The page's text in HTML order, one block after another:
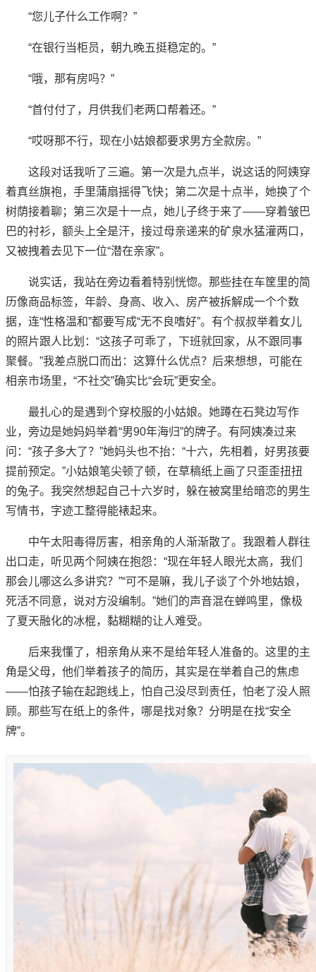
“您儿子什么工作啊？”
“在银行当柜员，朝九晚五挺稳定的。”
“哦，那有房吗？”
“首付付了，月供我们老两口帮着还。”
“哎呀那不行，现在小姑娘都要求男方全款房。”
这段对话我听了三遍。第一次是九点半，说这话的阿姨穿
着真丝旗袍，手里蒲扇摇得飞快；第二次是十点半，她换了个
树荫接着聊；第三次是十一点，她儿子终于来了——穿着皱巴
巴的衬衫，额头上全是汗，接过母亲递来的矿泉水猛灌两口，
又被拽着去见下一位“潜在亲家”。
说实话，我站在旁边看着特别恍惚。那些挂在车筐里的简
历像商品标签，年龄、身高、收入、房产被拆解成一个个数
据，连“性格温和”都要写成“无不良嗜好”。有个叔叔举着女儿
的照片跟人比划：“这孩子可乖了，下班就回家，从不跟同事
聚餐。”我差点脱口而出：这算什么优点？后来想想，可能在
相亲市场里，“不社交”确实比“会玩”更安全。
最扎心的是遇到个穿校服的小姑娘。她蹲在石凳边写作
业，旁边是她妈妈举着“男90年海归”的牌子。有阿姨凑过来
问：“孩子多大了？”她妈头也不抬：“十六，先相着，好男孩要
提前预定。”小姑娘笔尖顿了顿，在草稿纸上画了只歪歪扭扭
的兔子。我突然想起自己十六岁时，躲在被窝里给暗恋的男生
写情书，字迹工整得能裱起来。
中午太阳毒得厉害，相亲角的人渐渐散了。我跟着人群往
出口走，听见两个阿姨在抱怨：“现在年轻人眼光太高，我们
那会儿哪这么多讲究？”“可不是嘛，我儿子谈了个外地姑娘，
死活不同意，说对方没编制。”她们的声音混在蝉鸣里，像极
了夏天融化的冰棍，黏糊糊的让人难受。
后来我懂了，相亲角从来不是给年轻人准备的。这里的主
角是父母，他们举着孩子的简历，其实是在举着自己的焦虑
——怕孩子输在起跑线上，怕自己没尽到责任，怕老了没人照
顾。那些写在纸上的条件，哪是找对象？分明是在找“安全
牌”。